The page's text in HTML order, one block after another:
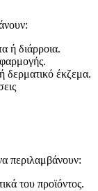
ή διάρροια.
δερματικό έκζεμα.
περιλαμβάνουν:
του προϊόντος.